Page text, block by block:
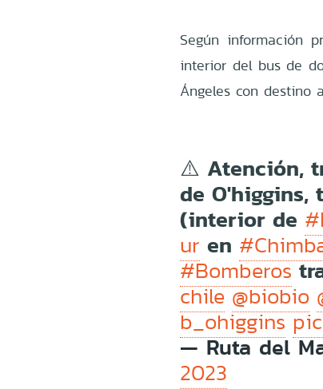
Según información
interior del bus de
Ángeles con destino
⚠️ Atención,
de
(interior de
ur en
#Bomberos
chile @biobio
b_ohiggins
— Ruta del
2023